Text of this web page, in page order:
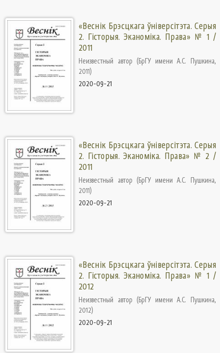
«Веснік Брэсцкага ўніверсітэта. Серыя
2. Гісторыя. Эканоміка. Права» № 1 /
2011
Неизвестный автор (БрГУ имени А.С. Пушкина,
2011)
2020-09-21
«Веснік Брэсцкага ўніверсітэта. Серыя
2. Гісторыя. Эканоміка. Права» № 2 /
2011
Неизвестный автор (БрГУ имени А.С. Пушкина,
2011)
2020-09-21
«Веснік Брэсцкага ўніверсітэта. Серыя
2. Гісторыя. Эканоміка. Права» № 1 /
2012
Неизвестный автор (БрГУ имени А.С. Пушкина,
2012)
2020-09-21